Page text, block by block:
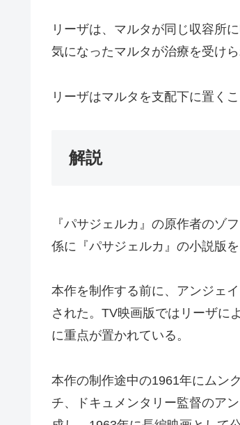
リーザは、マルタが同じ収容所
気になったマルタが治療を受け
リーザはマルタを支配下に置く
解説
『パサジェルカ』の原作者のゾ
係に『パサジェルカ』の小説版
本作を制作する前に、アンジェ
された。TV映画版ではリーザに
に重点が置かれている。
本作の制作途中の1961年にムン
チ、ドキュメンタリー監督のア